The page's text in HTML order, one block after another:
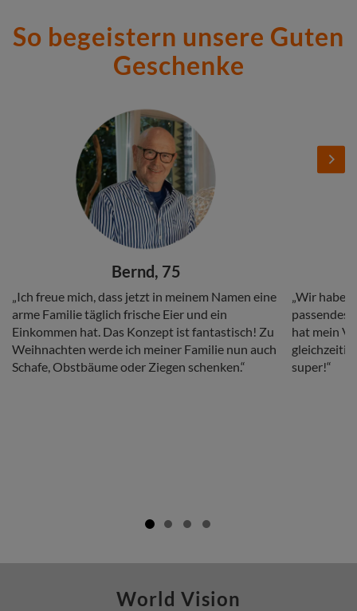
So begeistern unsere Guten
Geschenke
Bernd, 75
Copy
„Ich freue mich, dass jetzt in meinem Namen eine
arme Familie täglich frische Eier und ein
Einkommen hat. Das Konzept ist fantastisch! Zu
Weihnachten werde ich meiner Familie nun auch
Schafe, Obstbäume oder Ziegen schenken.“
Copy
„Wir
passendes
hat mein
gleichzeitig
super!“
Next
World Vision